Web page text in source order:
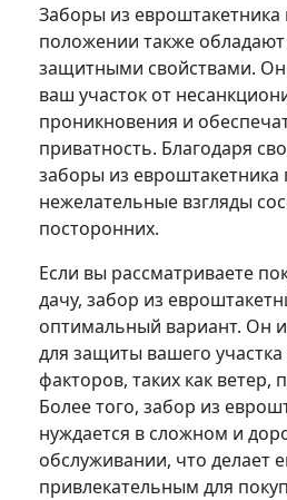
Заборы из
положении также
защитными свойствами.
ваш участок от
проникновения и
приватность. Благодаря
заборы из
нежелательные взгляды
посторонних.
Если вы рассматриваете
дачу, забор из
оптимальный вариант. Он
для защиты вашего
факторов, таких как
Более того, забор из
нуждается в сложном и
обслуживании, что делает
привлекательным для